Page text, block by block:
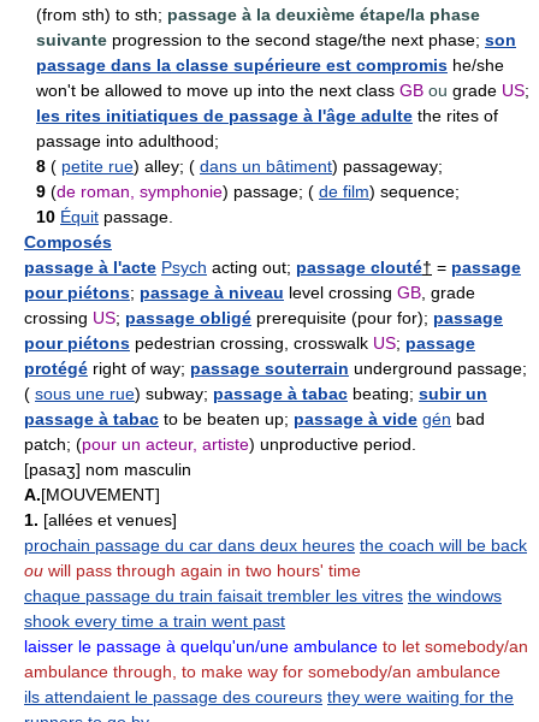
(from sth) to sth; passage à la deuxième étape/la phase
suivante progression to the second stage/the next phase; son
passage dans la classe supérieure est compromis he/she
won't be allowed to move up into the next class GB ou grade US;
les rites initiatiques de passage à l'âge adulte the rites of
passage into adulthood;
8 ( petite rue) alley; ( dans un bâtiment) passageway;
9 (de roman, symphonie) passage; ( de film) sequence;
10 Équit passage.
Composés
passage à l'acte Psych acting out; passage clouté† = passage
pour piétons; passage à niveau level crossing GB , grade
crossing US; passage obligé prerequisite (pour for); passage
pour piétons pedestrian crossing, crosswalk US; passage
protégé right of way; passage souterrain underground passage;
( sous une rue) subway; passage à tabac beating; subir un
passage à tabac to be beaten up; passage à vide gén bad
patch; (pour un acteur, artiste) unproductive period.
[pasaʒ] nom masculin
A.[MOUVEMENT]
1. [allées et venues]
prochain passage du car dans deux heures the coach will be back
ou will pass through again in two hours' time
chaque passage du train faisait trembler les vitres the windows
shook every time a train went past
laisser le passage à quelqu'un/une ambulance to let somebody/an
ambulance through, to make way for somebody/an ambulance
ils attendaient le passage des coureurs they were waiting for the